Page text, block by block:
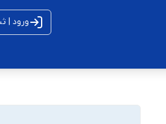
ورود |